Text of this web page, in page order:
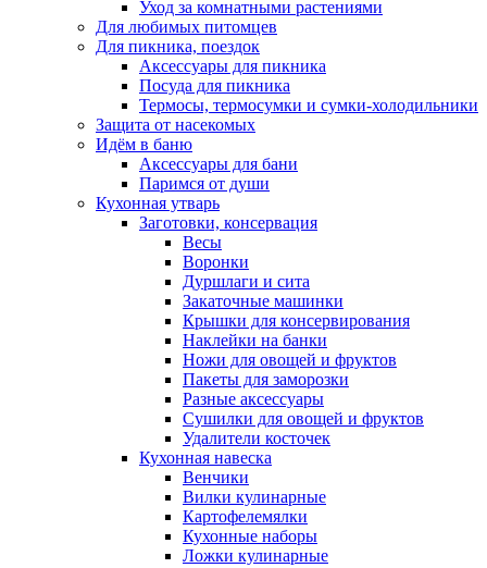
Уход за комнатными растениями
Для любимых питомцев
Для пикника, поездок
Аксессуары для пикника
Посуда для пикника
Термосы, термосумки и сумки-холодильники
Защита от насекомых
Идём в баню
Аксессуары для бани
Паримся от души
Кухонная утварь
Заготовки, консервация
Весы
Воронки
Дуршлаги и сита
Закаточные машинки
Крышки для консервирования
Наклейки на банки
Ножи для овощей и фруктов
Пакеты для заморозки
Разные аксессуары
Сушилки для овощей и фруктов
Удалители косточек
Кухонная навеска
Венчики
Вилки кулинарные
Картофелемялки
Кухонные наборы
Ложки кулинарные